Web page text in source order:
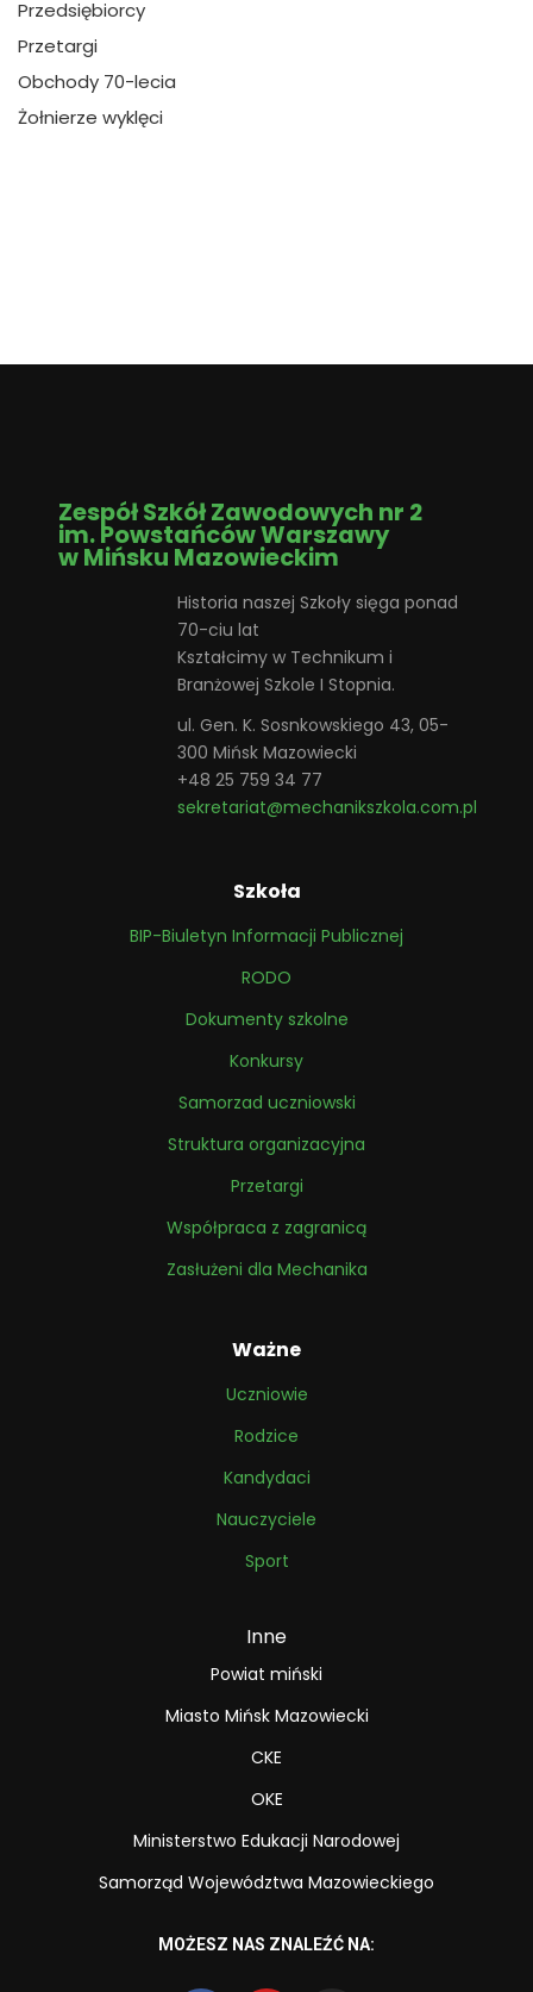
Przedsiębiorcy
Przetargi
Obchody 70-lecia
Żołnierze wyklęci
Zespół Szkół Zawodowych nr 2
im. Powstańców Warszawy
w Mińsku Mazowieckim
Historia naszej Szkoły sięga ponad
70-ciu lat
Kształcimy w Technikum i
Branżowej Szkole I Stopnia.
ul. Gen. K. Sosnkowskiego 43, 05-
300 Mińsk Mazowiecki
+48 25 759 34 77
sekretariat@mechanikszkola.com.pl
Szkoła
BIP-Biuletyn Informacji Publicznej
RODO
Dokumenty szkolne
Konkursy
Samorzad uczniowski
Struktura organizacyjna
Przetargi
Współpraca z zagranicą
Zasłużeni dla Mechanika
Ważne
Uczniowie
Rodzice
Kandydaci
Nauczyciele
Sport
Inne
Powiat miński
Miasto Mińsk Mazowiecki
CKE
OKE
Ministerstwo Edukacji Narodowej
Samorząd Województwa Mazowieckiego
MOŻESZ NAS ZNALEŹĆ NA: